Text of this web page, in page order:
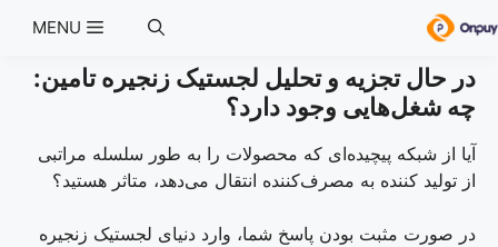
to
MENU
در حال تجزیه و تحلیل لجستیک زنجیره تامین:
چه شغل‌هایی وجود دارد؟
آیا از شبکه پیچیده‌ای که محصولات را به طور سلسله مراتبی
از تولید کننده به مصرف‌کننده انتقال می‌دهد، متاثر هستید؟
در صورت مثبت بودن پاسخ شما، وارد دنیای لجستیک زنجیره